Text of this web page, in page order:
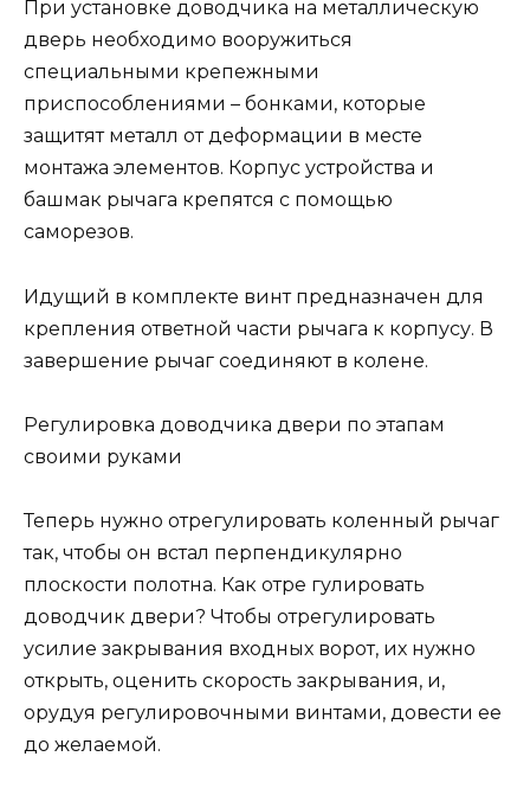
При установке доводчика на металлическую
дверь необходимо вооружиться
специальными крепежными
приспособлениями – бонками, которые
защитят металл от деформации в месте
монтажа элементов. Корпус устройства и
башмак рычага крепятся с помощью
саморезов.
Идущий в комплекте винт предназначен для
крепления ответной части рычага к корпусу. В
завершение рычаг соединяют в колене.
Регулировка доводчика двери по этапам
своими руками
Теперь нужно отрегулировать коленный рычаг
так, чтобы он встал перпендикулярно
плоскости полотна. Как отре гулировать
доводчик двери? Чтобы отрегулировать
усилие закрывания входных ворот, их нужно
открыть, оценить скорость закрывания, и,
орудуя регулировочными винтами, довести ее
до желаемой.